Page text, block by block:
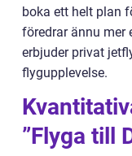
boka ett helt plan
föredrar ännu mer
erbjuder privat
flygupplevelse.
”Flyga till